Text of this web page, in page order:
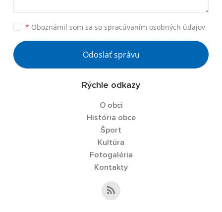
* Oboznámil som sa so spracúvaním osobných údajov
Odoslať správu
Rýchle odkazy
O obci
História obce
Šport
Kultúra
Fotogaléria
Kontakty